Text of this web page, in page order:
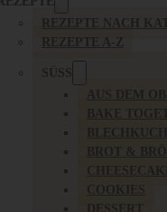
REZEPTE NACH
REZEPTE A-Z
SÜSS